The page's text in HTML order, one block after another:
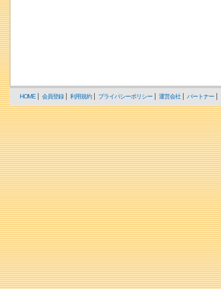
HOME 会員登録 利用規約 プライバシーポリシー 運営会社 パートナー